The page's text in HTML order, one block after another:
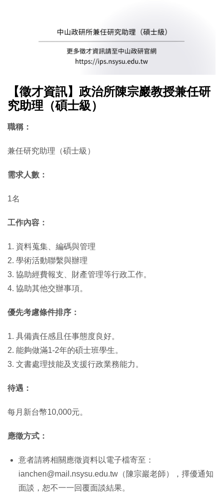
【徵才資訊】政治所陳宗巖教授兼任研
究助理（碩士級）
職稱：
兼任研究助理（碩士級）
需求人數：
1名
工作內容：
1. 資料蒐集、編碼與管理
2. 學術活動聯繫與辦理
3. 協助經費報支、財產管理等行政工作。
4. 協助其他交辦事項。
優先考慮條件排序：
1. 具備責任感且任事態度良好。
2. 能夠做滿1-2年的碩士班學生。
3. 文書處理技能及支援行政業務能力。
待遇：
每月新台幣10,000元。
應徵方式：
意者請將相關應徵資料以電子檔寄至：
ianchen@mail.nsysu.edu.tw（陳宗巖老師），擇優通知
面談，恕不一一回覆面談結果。